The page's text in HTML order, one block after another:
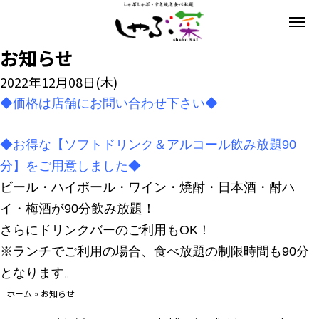
お知らせ
2022年12月08日(木)
◆価格は店舗にお問い合わせ下さい◆
◆お得な【ソフトドリンク＆アルコール飲み放題90
分】をご用意しました◆
ビール・ハイボール・ワイン・焼酎・日本酒・酎ハ
イ・梅酒が90分飲み放題！
さらにドリンクバーのご利用もOK！
※ランチでご利用の場合、食べ放題の制限時間も90分
となります。
ホーム » お知らせ